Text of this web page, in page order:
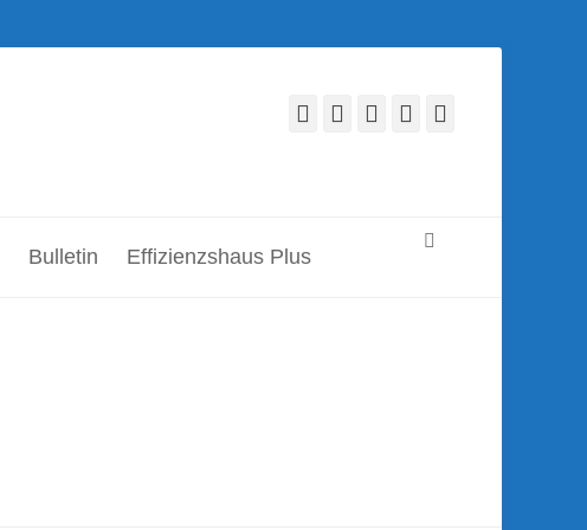
Facebook
TwitterLinkedInYouTube
Bulletin Effizienzshaus Plus